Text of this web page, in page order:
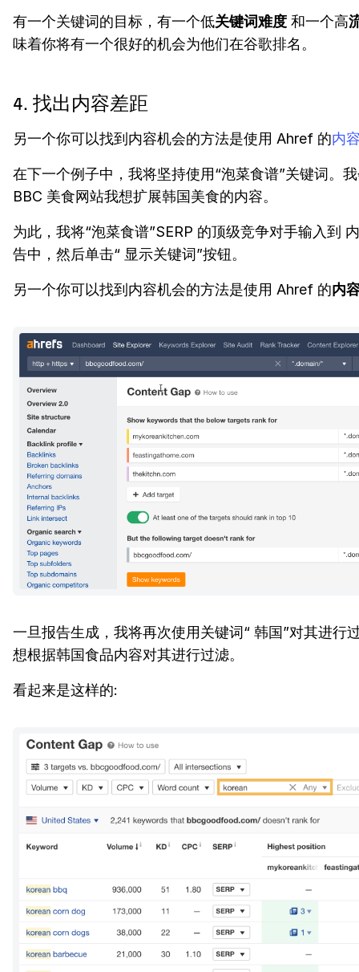
有一个关键词的目标，有一个低关键词难度 和一个高
味着你将有一个很好的机会为他们在谷歌排名。
4. 找出内容差距
另一个你可以找到内容机会的方法是使用 Ahref 的内
在下一个例子中，我将坚持使用“泡菜食谱”关键词。
BBC 美食网站我想扩展韩国美食的内容。
为此，我将“泡菜食谱”SERP 的顶级竞争对手输入到
告中，然后单击“ 显示关键词”按钮。
另一个你可以找到内容机会的方法是使用 Ahref 的内
一旦报告生成，我将再次使用关键词“ 韩国”对其进行
想根据韩国食品内容对其进行过滤。
看起来是这样的: